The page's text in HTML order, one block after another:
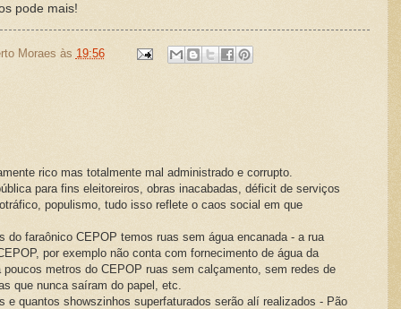
pode mais!
Moraes às 19:56
rico mas totalmente mal administrado e corrupto.
para fins eleitoreiros, obras inacabadas, déficit de serviços
populismo, tudo isso reflete o caos social em que
do faraônico CEPOP temos ruas sem água encanada - a rua
por exemplo não conta com fornecimento de água da
metros do CEPOP ruas sem calçamento, sem redes de
que nunca saíram do papel, etc.
e quantos showszinhos superfaturados serão alí realizados - Pão